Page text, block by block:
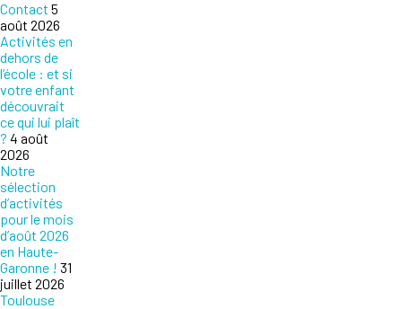
Contact 5
août 2026
Activités en
dehors de
l’école : et si
votre enfant
découvrait
ce qui lui plaît
? 4 août
2026
Notre
sélection
d’activités
pour le mois
d’août 2026
en Haute-
Garonne ! 31
juillet 2026
Toulouse